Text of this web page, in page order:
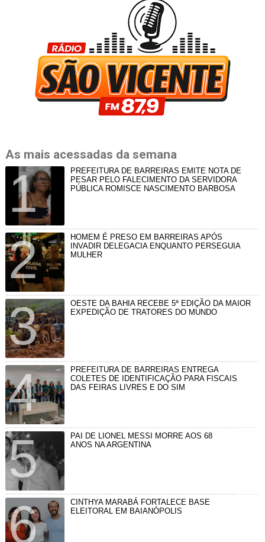
As mais acessadas da semana
PREFEITURA DE BARREIRAS EMITE NOTA DE
PESAR PELO FALECIMENTO DA SERVIDORA
PÚBLICA ROMISCE NASCIMENTO BARBOSA
HOMEM É PRESO EM BARREIRAS APÓS
INVADIR DELEGACIA ENQUANTO PERSEGUIA
MULHER
OESTE DA BAHIA RECEBE 5ª EDIÇÃO DA MAIOR
EXPEDIÇÃO DE TRATORES DO MUNDO
PREFEITURA DE BARREIRAS ENTREGA
COLETES DE IDENTIFICAÇÃO PARA FISCAIS
DAS FEIRAS LIVRES E DO SIM
PAI DE LIONEL MESSI MORRE AOS 68
ANOS NA ARGENTINA
CINTHYA MARABÁ FORTALECE BASE
ELEITORAL EM BAIANÓPOLIS